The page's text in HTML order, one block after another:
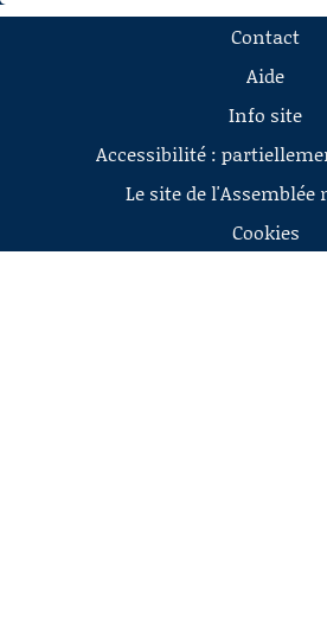
AIDE À LA DÉCOUPE
Contact
Aide
Info site
Accessibilité :
Le site de
Cookies